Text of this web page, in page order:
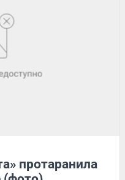
протаранила